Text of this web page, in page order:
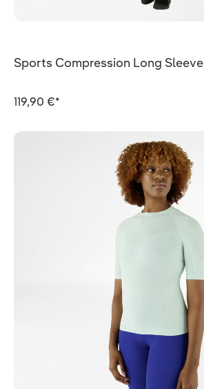
Sports Compression Long
119,90 €*